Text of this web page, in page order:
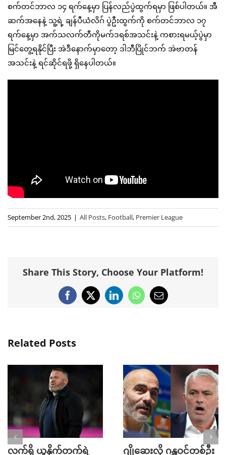
စက်တင်ဘာလ ၁၄ ရက်နေ့မှာ ပြန်လည်ပွဲထွက်ရမှာ ဖြစ်ပါတယ်။ အီ
ဆက်အနေနဲ့ သူ့ရဲ့ ချန်ပီယံလိဂ် ပွဲဦးထွက်ကို စက်တင်ဘာလ ၁၇
ရက်နေ့မှာ အက်သလက်တီကိုမက်ဒရစ်အသင်းနဲ့ ကစားရမယ့်ပွဲမှာ
မြင်တွေ့ရနိုင်ပြီး အဲဒီနောက်မှာတော့ ဒါဘီပြိုင်ဘက် အဲဗာတန်
အသင်းနဲ့ ရင်ဆိုင်ရဖို့ ရှိနေပါတယ်။
September 2nd, 2025 | All Posts, Football, Premier League
Share This Story, Choose Your Platform!
Facebook
X LinkedInWhatsApp
Email
Related Posts
လက်ရှိ ယူနိုက်တက်ရဲ့ ဂျိုဆေးလို ဂန္တဝင်တစ်ဦး